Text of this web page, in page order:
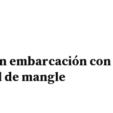
embarcación con
mangle